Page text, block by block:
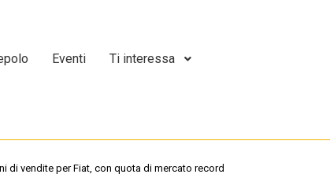
Eventi Ti interessa
di vendite per Fiat, con quota di mercato record